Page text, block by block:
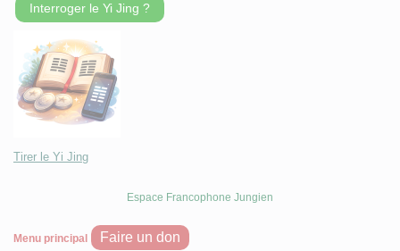
Interroger le Yi Jing ?
Tirer le Yi Jing
Espace Francophone Jungien
Menu principal Faire un don